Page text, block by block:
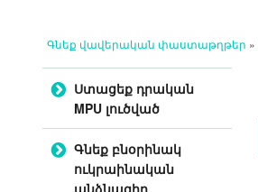
Գնեք վավերական փաստաթղթեր »
Անցնել բովանդակությանը
Ստացեք դրական
MPU լուծված
Գնեք բնօրինակ
ուկրաինական
անձնագիր